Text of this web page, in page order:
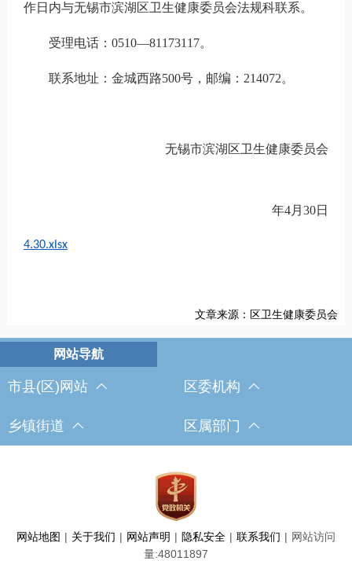
作日内与无锡市滨湖区卫生健康委员会法规科联系。
受理电话：0510—81173117。
联系地址：金城西路500号，邮编：214072。
无锡市滨湖区卫生健康委员会
年4月30日
4.30.xlsx
文章来源：区卫生健康委员会
市县(区)网站 区委机构
乡镇街道 区属部门
网站地图 | 关于我们 | 网站声明 | 隐私安全 | 联系我们 | 网站访问
量:48011897